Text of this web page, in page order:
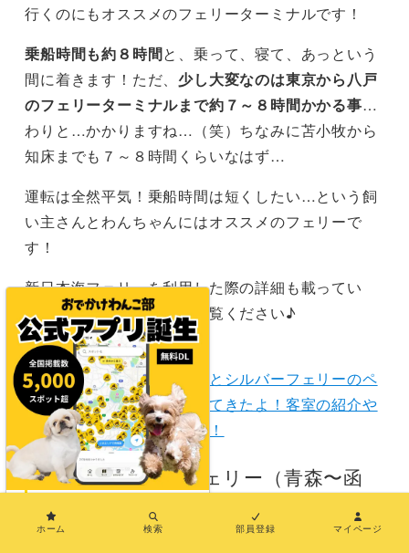
行くのにもオススメのフェリーターミナルです！
乗船時間も約８時間と、乗って、寝て、あっという
間に着きます！ただ、 少し大変なのは東京から八戸
のフェリーターミナルまで約７～８時間かかる事…
わりと…かかりますね…（笑）ちなみに苫小牧から
知床までも７～８時間くらいなはず…
運転は全然平気！乗船時間は短くしたい…という飼
い主さんとわんちゃんにはオススメのフェリーで
す！
新日本海フェリーを利用した際の詳細も載ってい
る、こちらの記事もぜひご覧ください♪
【関連記事】
【青森八戸〜苫小牧】愛犬とシルバーフェリーのペ
ット同伴室で北海道に行ってきたよ！客室の紹介や
同伴ルールをまとめました！
（４）津軽海峡フェリー（青森〜函
館）
ホーム 検索 部員登録 マイページ